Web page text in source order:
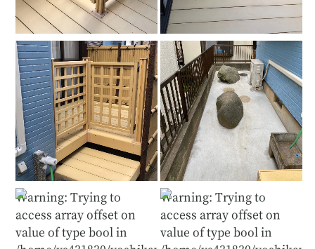
Warning: Trying to
access array offset on
value of type bool in
Warning: Trying to
access array offset on
value of type bool in